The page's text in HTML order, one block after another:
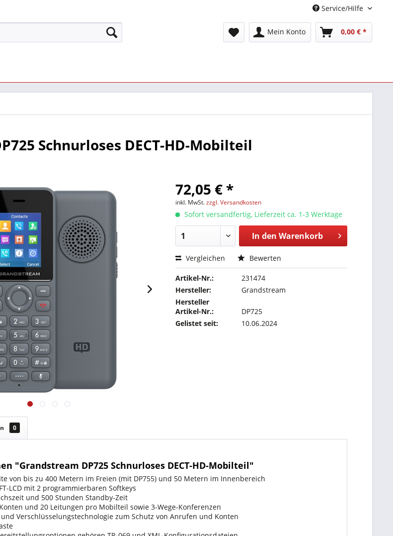
Service/Hilfe
Mein Konto 0,00 € *
Schnurloses DECT-HD-Mobilteil
72,05 € *
inkl. MwSt.zzgl. Versandkosten
Sofort versandfertig, Lieferzeit ca. 1-3 Werktage
In den Warenkorb
Vergleichen Bewerten
Artikel-Nr.:
231474
Hersteller:
Grandstream
Hersteller
Artikel-Nr.:
DP725
Gelistet seit:
10.06.2024
0
"Grandstream DP725 Schnurloses DECT-HD-Mobilteil"
von bis zu 400 Metern im Freien (mit DP755) und 50 Metern im Innenbereich
LCD mit 2 programmierbaren Softkeys
und 500 Stunden Standby-Zeit
und 20 Leitungen pro Mobilteil sowie 3-Wege-Konferenzen
Verschlüsselungstechnologie zum Schutz von Anrufen und Konten